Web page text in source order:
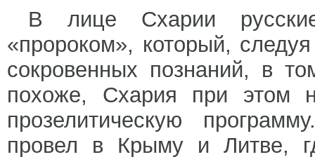
В лице Схарии
«пророком», который,
сокровенных познаний, в
похоже, Схария при этом
прозелитическую
провел в Крыму и Литве,